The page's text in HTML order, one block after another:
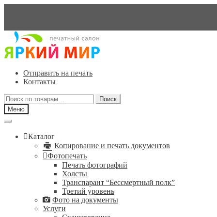
Перейти
навигации
Перейти
содержимому
Отправить на печать
Контакты
Искать:
Поиск
Меню
Каталог
Копирование и печать документов
Фотопечать
Печать фотографий
Холсты
Транспарант “Бессмертный полк”
Третий уровень
Фото на документы
Услуги